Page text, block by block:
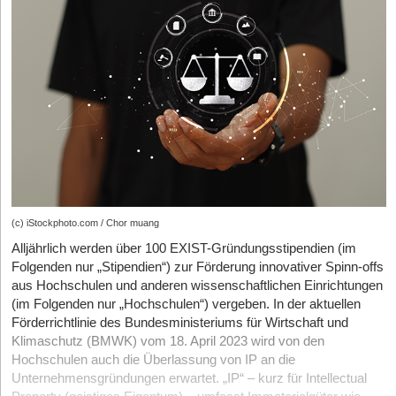
Wirtschaftskanzlei in Düsseldorf tätig. Im Schwerpunkt hat er
deutsches und europäisches Unternehmensrecht studiert.
Schlehe, Leiter des IHK-MediationsZentrums München die
Arbeitsweise: Wenn sich zwei Kinder um eine Orange streiten,
würde ein Richter jedem Kind die Hälfte der Frucht zuteilen. Der
Mediator aber fragt, was die Kinder mit der Orange machen
wollen. „Und dann kommt vielleicht heraus, dass ein Kind den Saft
will und das andere die Schale.“
(c) iStockphoto.com / Chor muang
Alljährlich werden über 100 EXIST-Gründungsstipendien (im
Folgenden nur „Stipendien“) zur Förderung innovativer Spinn-offs
aus Hochschulen und anderen wissenschaftlichen Einrichtungen
(im Folgenden nur „Hochschulen“) vergeben. In der aktuellen
Förderrichtlinie des Bundesministeriums für Wirtschaft und
Klimaschutz (BMWK) vom 18. April 2023 wird von den
Hochschulen auch die Überlassung von IP an die
Unternehmensgründungen erwartet. „IP“ – kurz für Intellectual